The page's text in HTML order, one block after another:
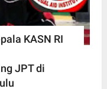
KASN RI
JPT di